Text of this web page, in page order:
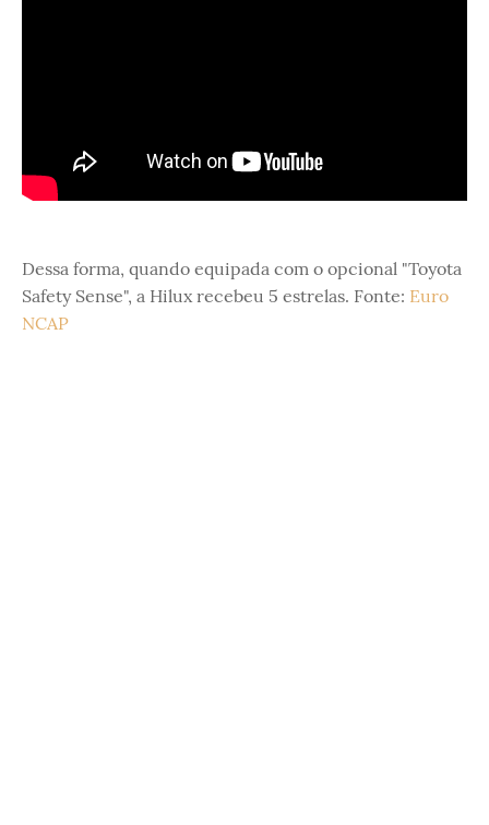
Dessa forma, quando equipada com o opcional "Toyota
Safety Sense", a Hilux recebeu 5 estrelas. Fonte: Euro
NCAP